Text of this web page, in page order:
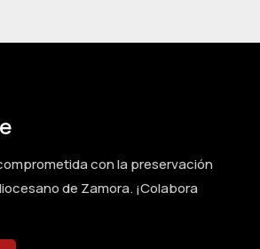
con la preservación
de Zamora. ¡Colabora